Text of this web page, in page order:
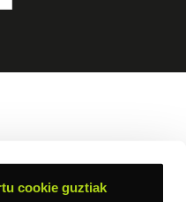
cookie guztiak